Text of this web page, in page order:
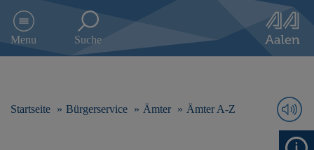
e
Menu Suche
Startseite Bürgerservice Ämter Ämter A-Z